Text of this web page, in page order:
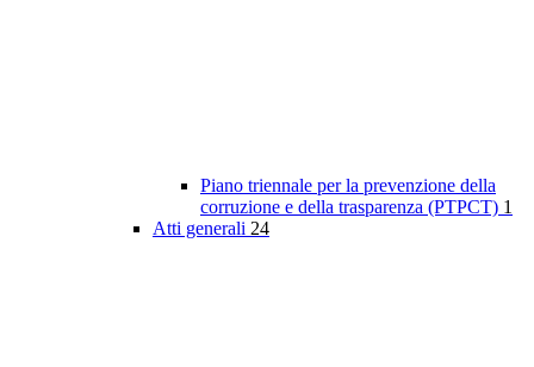
Piano triennale per la prevenzione della
corruzione e della trasparenza (PTPCT) 1
Atti generali 24